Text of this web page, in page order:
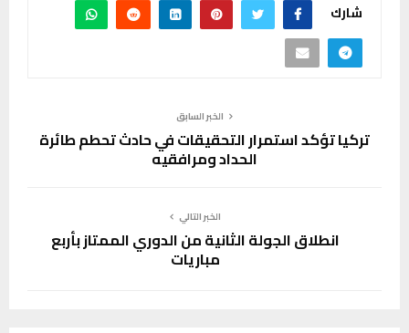
شارك
الخبر السابق
تركيا تؤكد استمرار التحقيقات في حادث تحطم طائرة
الحداد ومرافقيه
الخبر التالي
انطلاق الجولة الثانية من الدوري الممتاز بأربع
مباريات